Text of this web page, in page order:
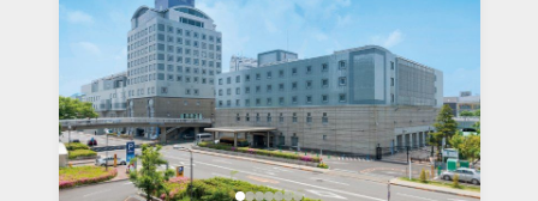
東京ベイ舞浜ホテル ファーストリゾート
料理長・料理長候補
千葉県浦安市舞浜1-6
月給 /
215,000 円 〜 348,700 円